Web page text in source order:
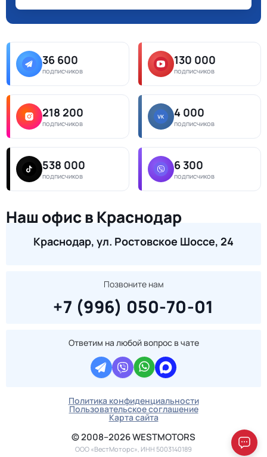
36 600
подписчиков
130 000
подписчиков
218 200
подписчиков
4 000
подписчиков
538 000
подписчиков
6 300
подписчиков
Наш офис в Краснодар
Краснодар, ул. Ростовское Шоссе, 24
Позвоните нам
+7 (996) 050-70-01
Ответим на любой вопрос в чате
Политика конфиденциальности
Пользовательское соглашение
Карта сайта
© 2008–2026 WESTMOTORS
ООО «ВестМоторс», ИНН 5003140189